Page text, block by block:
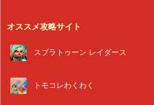
オススメ攻略サイト
スプラトゥーン レイダース
トモコレわくわく